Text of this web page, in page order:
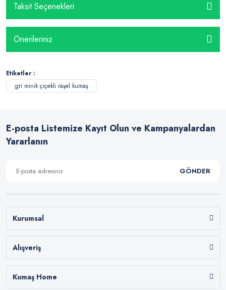
Taksit Seçenekleri
Önerileriniz
Etiketler :
gri minik çiçekli raşel kumaş
E-posta Listemize Kayıt Olun ve Kampanyalardan
Yararlanın
GÖNDER
Kurumsal
Alışveriş
Kumaş Home